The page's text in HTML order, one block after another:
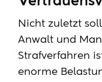
Nicht zuletzt
Anwalt und
Strafverfahren
enorme